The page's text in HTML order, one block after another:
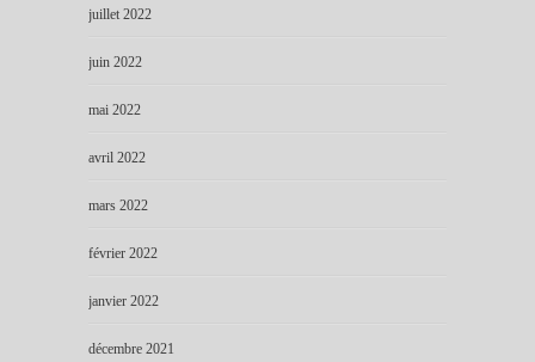
juillet 2022
juin 2022
mai 2022
avril 2022
mars 2022
février 2022
janvier 2022
décembre 2021